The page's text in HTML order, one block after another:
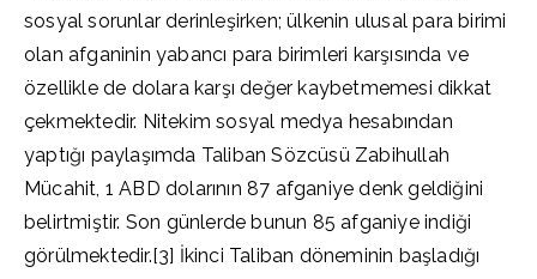
sosyal sorunlar derinleşirken; ülkenin ulusal para birimi
olan afganinin yabancı para birimleri karşısında ve
özellikle de dolara karşı değer kaybetmemesi dikkat
çekmektedir. Nitekim sosyal medya hesabından
yaptığı paylaşımda Taliban Sözcüsü Zabihullah
Mücahit, 1 ABD dolarının 87 afganiye denk geldiğini
belirtmiştir. Son günlerde bunun 85 afganiye indiği
görülmektedir.[3] İkinci Taliban döneminin başladığı